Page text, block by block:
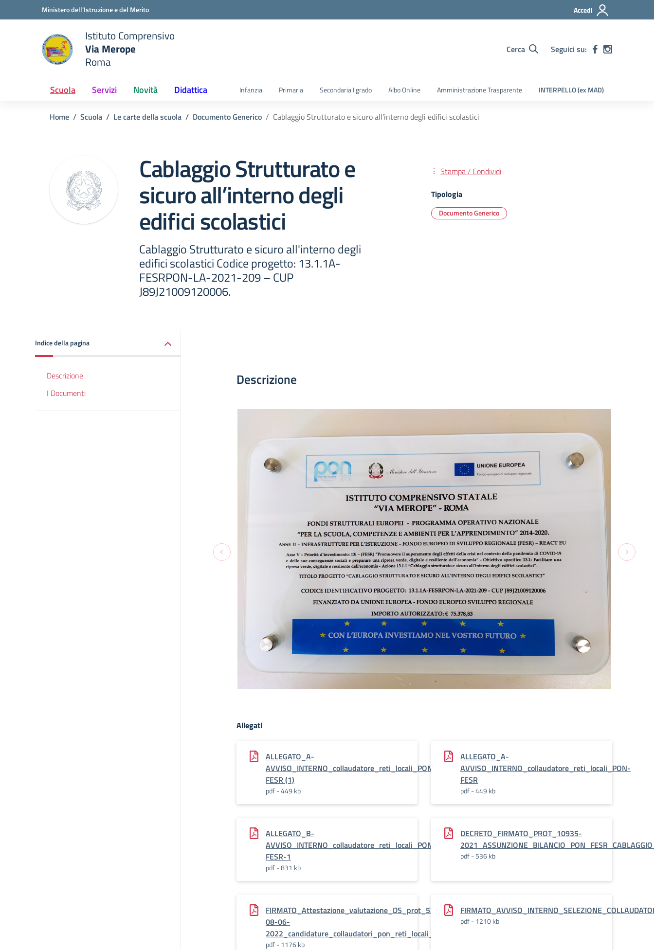
Vai ai contenuti
Vai al menu di navigazioneMinistero dell'Istruzione e del Merito Accedi
scuola
Istituto Comprensivo
Via Merope
Roma
Cerca Seguici su:
Scuola Servizi Novità Didattica Infanzia Primaria Secondaria I grado Albo Online Amministrazione Trasparente INTERPELLO (ex MAD)
Home Scuola Le carte della scuola Documento Generico Cablaggio Strutturato e sicuro all’interno degli edifici scolastici
Cablaggio Strutturato e
sicuro all’interno degli
edifici scolastici
Cablaggio Strutturato e sicuro all'interno degli
edifici scolastici Codice progetto: 13.1.1A-
FESRPON-LA-2021-209 – CUP
J89J21009120006.
Stampa / Condividi
Tipologia
Documento Generico
Indice della pagina
Descrizione
I Documenti
Descrizione
Allegati
ALLEGATO_A-
AVVISO_INTERNO_collaudatore_reti_locali_PON-
FESR (1)
pdf - 449 kb
ALLEGATO_A-
AVVISO_INTERNO_collaudatore_reti_locali_PON-
FESR
pdf - 449 kb
ALLEGATO_B-
AVVISO_INTERNO_collaudatore_reti_locali_PON-
FESR-1
pdf - 831 kb
DECRETO_FIRMATO_PROT_10935-
pdf - 536 kb
FIRMATO_Attestazione_valutazione_DS_prot_5274-
08-06-
2022_candidature_collaudatori_pon_reti_locali_signed
pdf - 1176 kb
pdf - 1210 kb